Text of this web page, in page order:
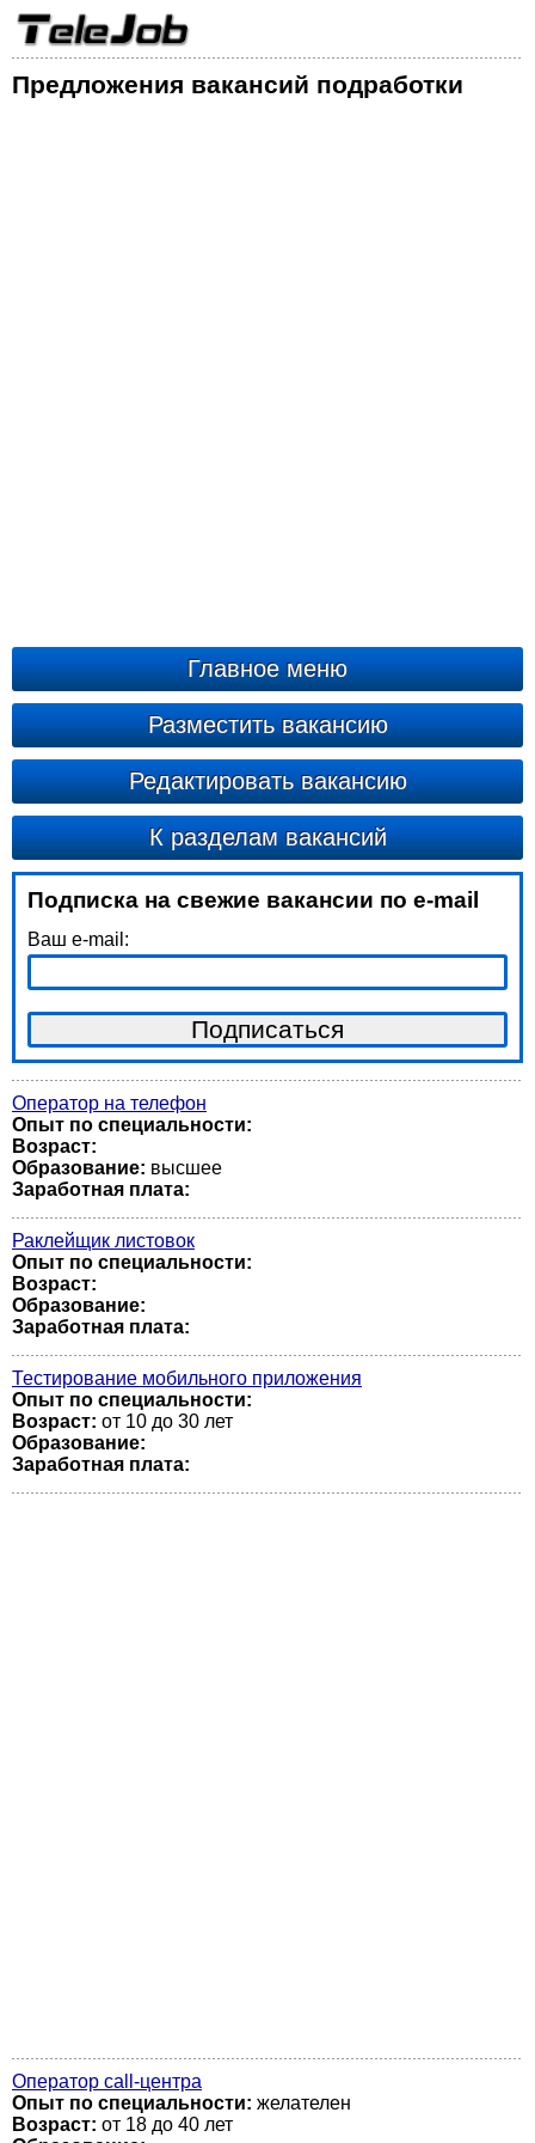
Предложения вакансий подработки
Главное меню
Разместить вакансию
Редактировать вакансию
К разделам вакансий
Подписка на свежие вакансии по e-mail
Ваш e-mail:
Оператор на телефон
Опыт по специальности:
Возраст:
Образование: высшее
Заработная плата:
Раклейщик листовок
Опыт по специальности:
Возраст:
Образование:
Заработная плата:
Тестирование мобильного приложения
Опыт по специальности:
Возраст: от 10 до 30 лет
Образование:
Заработная плата:
Оператор call-центра
Опыт по специальности: желателен
Возраст: от 18 до 40 лет